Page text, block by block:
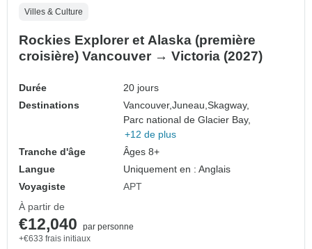
Villes & Culture
Rockies Explorer et Alaska (première
croisière) Vancouver → Victoria (2027)
Durée
20 jours
Destinations
Vancouver,Juneau,Skagway,
Parc national de Glacier Bay,
+12 de plus
Tranche d'âge
Âges 8+
Langue
Uniquement en : Anglais
Voyagiste
APT
À partir de
€12,040
par personne
+€633 frais initiaux